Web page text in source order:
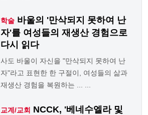
학술 바울의 '만삭되지 못하여 난
자'를 여성들의 재생산 경험으로
다시 읽다
사도 바울이 자신을 "만삭되지 못하여 난
자"라고 표현한 한 구절이, 여성들의 삶과
재생산 경험을 복원하는 ... ...
교계/교회 NCCK, '베네수엘라 및